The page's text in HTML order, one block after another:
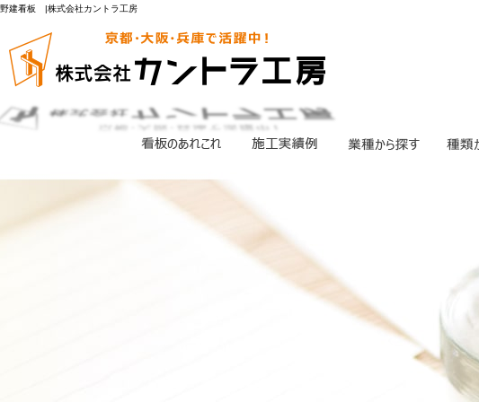
野建看板 |株式会社カントラ工房